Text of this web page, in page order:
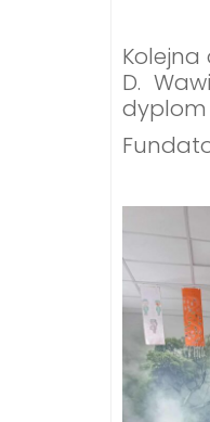
Kolejna
D.
dyplom